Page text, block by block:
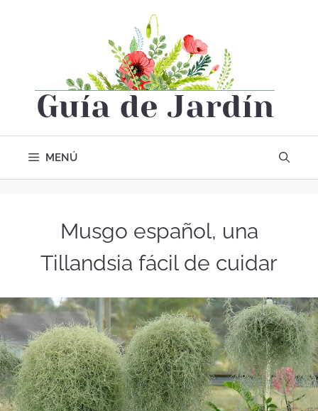
MENÚ
Musgo español, una
Tillandsia fácil de cuidar